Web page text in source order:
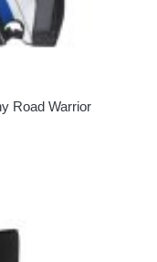
Road Warrior